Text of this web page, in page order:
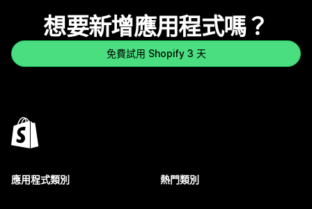
想要新增應用程式嗎？
免費試用 Shopify 3 天
應用程式類別 熱門類別